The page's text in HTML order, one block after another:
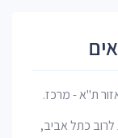
ת"א - מרכז.
לרוב כתל אביב,